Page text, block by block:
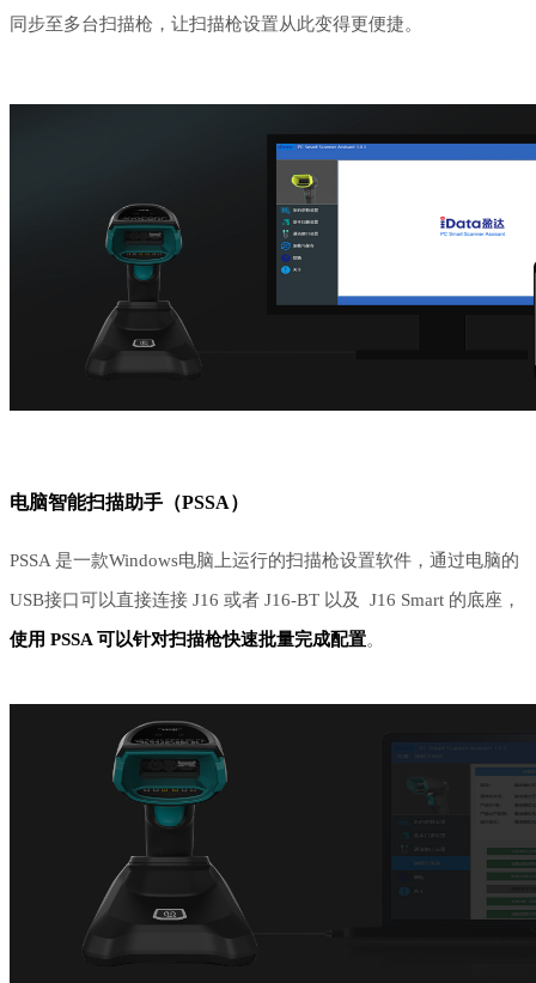
同步至多台扫描枪，让扫描枪设置从此变得更便捷。
电脑智能扫描助手（PSSA）
PSSA 是一款Windows电脑上运行的扫描枪设置软件，通过电脑的
USB接口可以直接连接 J16 或者 J16-BT 以及 J16 Smart 的底座，
使用 PSSA 可以针对扫描枪快速批量完成配置。